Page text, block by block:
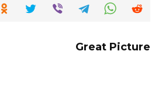
Great Picture